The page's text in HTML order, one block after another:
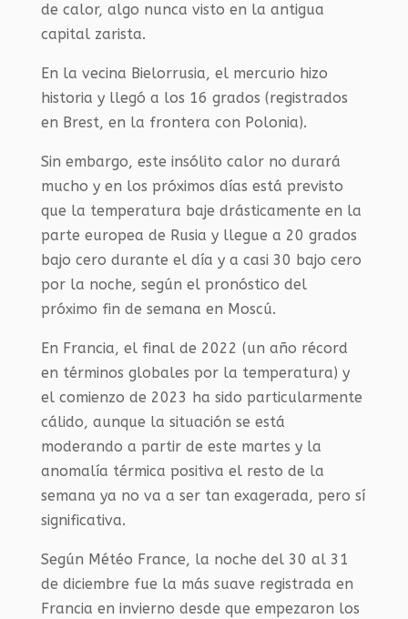
de calor, algo nunca visto en la antigua
capital zarista.
En la vecina Bielorrusia, el mercurio hizo
historia y llegó a los 16 grados (registrados
en Brest, en la frontera con Polonia).
Sin embargo, este insólito calor no durará
mucho y en los próximos días está previsto
que la temperatura baje drásticamente en la
parte europea de Rusia y llegue a 20 grados
bajo cero durante el día y a casi 30 bajo cero
por la noche, según el pronóstico del
próximo fin de semana en Moscú.
En Francia, el final de 2022 (un año récord
en términos globales por la temperatura) y
el comienzo de 2023 ha sido particularmente
cálido, aunque la situación se está
moderando a partir de este martes y la
anomalía térmica positiva el resto de la
semana ya no va a ser tan exagerada, pero sí
significativa.
Según Météo France, la noche del 30 al 31
de diciembre fue la más suave registrada en
Francia en invierno desde que empezaron los